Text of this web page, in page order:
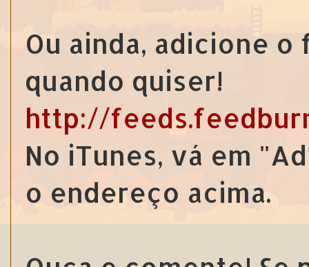
Ou ainda, adicione
quando quiser!
http://
No iTunes, vá em
o endereço acima.